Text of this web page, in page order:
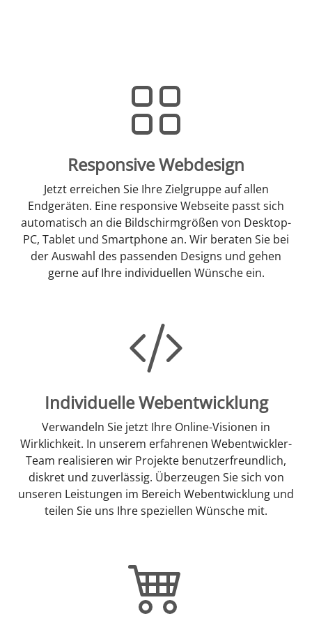
Responsive Webdesign
Jetzt erreichen Sie Ihre Zielgruppe auf allen
Endgeräten. Eine responsive Webseite passt sich
automatisch an die Bildschirmgrößen von Desktop-
PC, Tablet und Smartphone an. Wir beraten Sie bei
der Auswahl des passenden Designs und gehen
gerne auf Ihre individuellen Wünsche ein.
Individuelle Webentwicklung
Verwandeln Sie jetzt Ihre Online-Visionen in
Wirklichkeit. In unserem erfahrenen Webentwickler-
Team realisieren wir Projekte benutzerfreundlich,
diskret und zuverlässig. Überzeugen Sie sich von
unseren Leistungen im Bereich Webentwicklung und
teilen Sie uns Ihre speziellen Wünsche mit.